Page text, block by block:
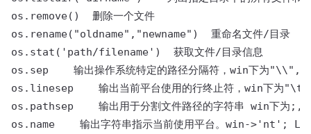
os.remove()  删除一个文件
os.rename("oldname","newname")  重命名文件/目录
os.stat('path/filename')  获取文件/目录信息
os.sep    输出操作系统特定的路径分隔符，win下为
os.linesep    输出当前平台使用的行终止符，win下为
os.pathsep    输出用于分割文件路径的字符串 win下为
os.name    输出字符串指示当前使用平台。win->'nt';